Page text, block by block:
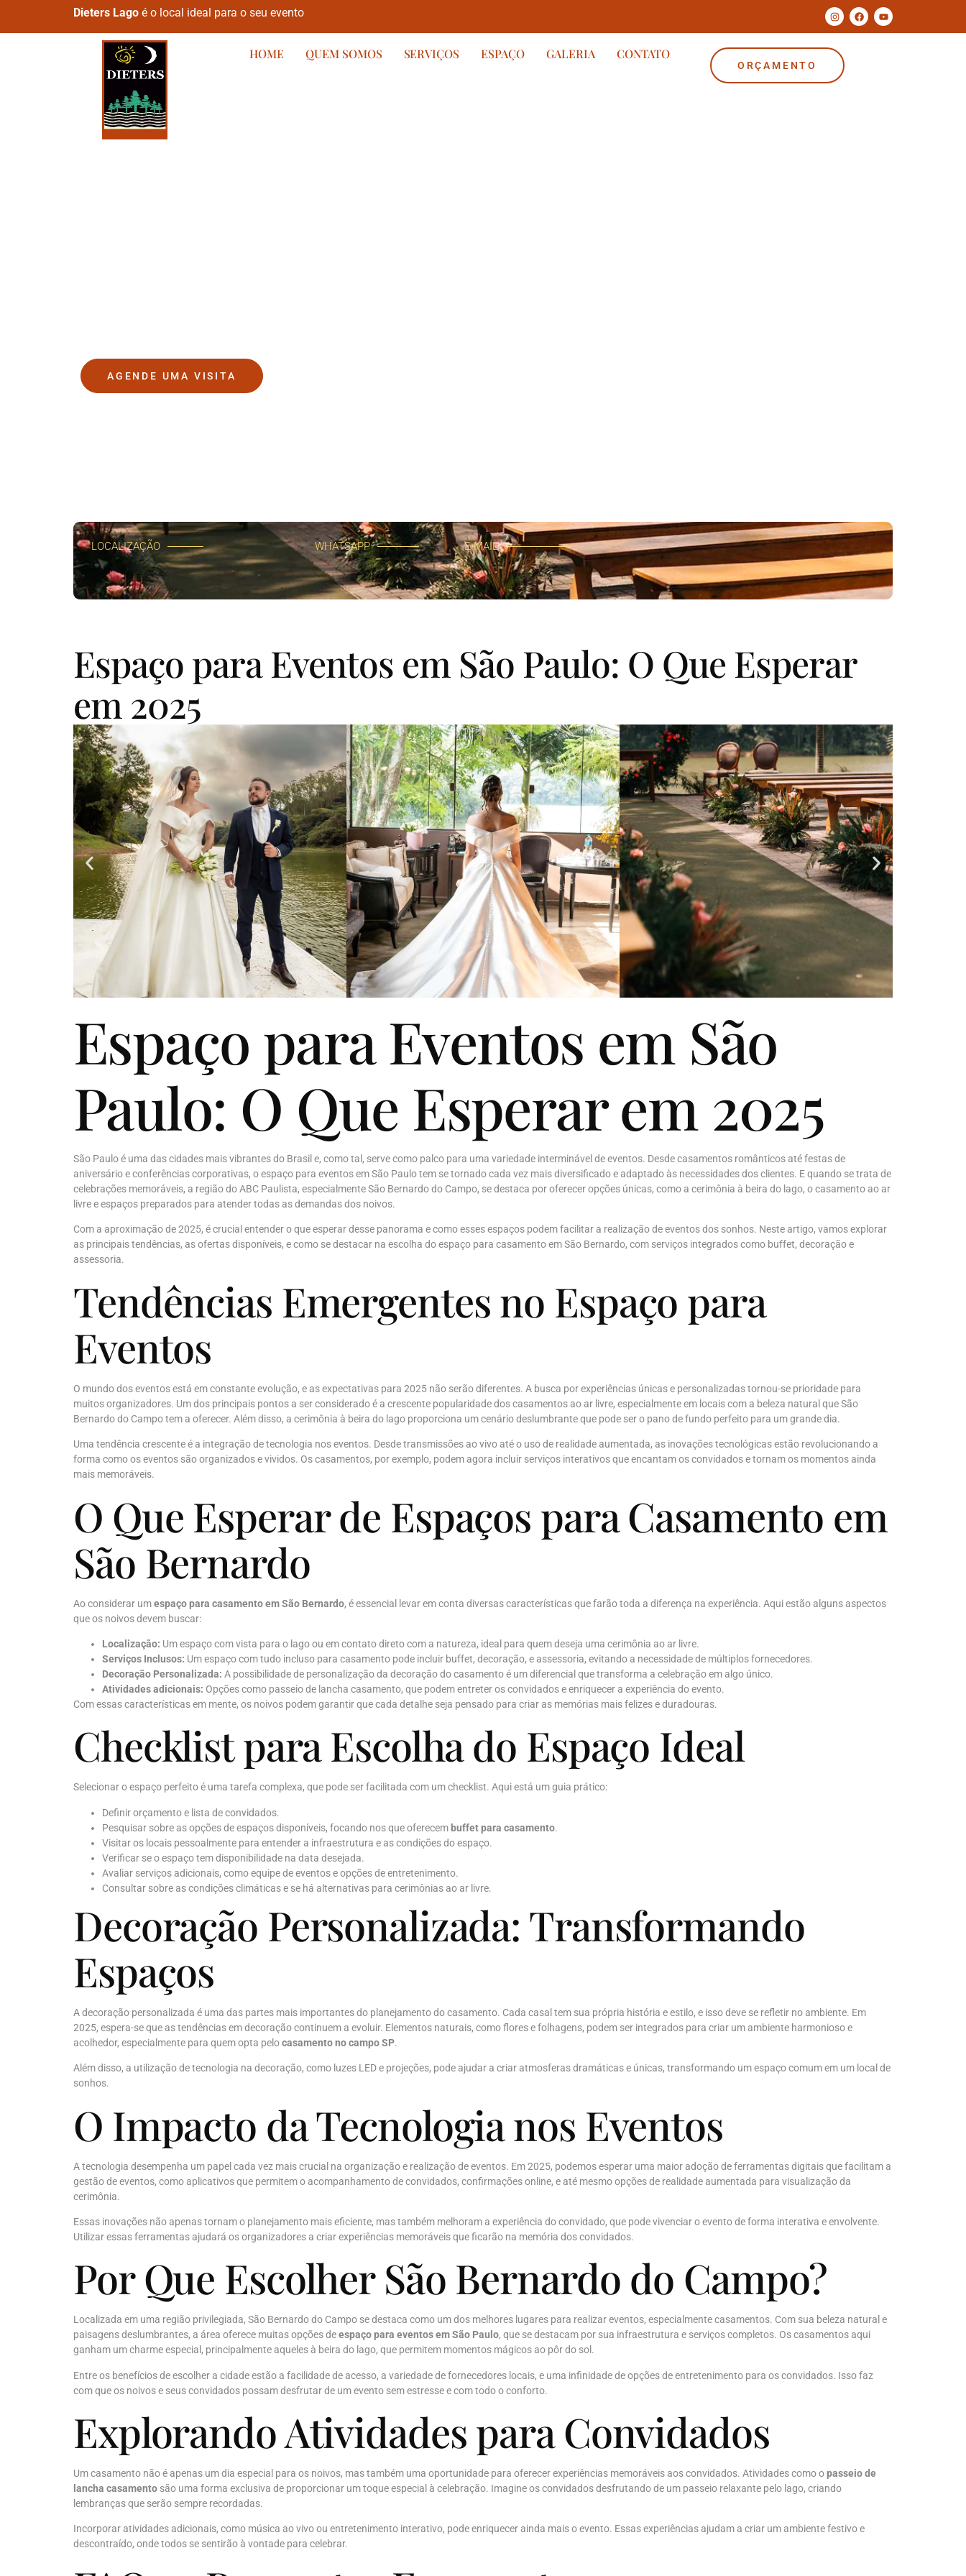
Dieters Lago é o local ideal para o seu evento
HOME QUEM SOMOS SERVIÇOS ESPAÇO GALERIA CONTATO
ORÇAMENTO
AGENDE UMA VISITA
LOCALIZAÇÃO WHATSAPP E-MAIL
Espaço para Eventos em São Paulo: O Que Esperar
em 2025
Espaço para Eventos em São
Paulo: O Que Esperar em 2025
São Paulo é uma das cidades mais vibrantes do Brasil e, como tal, serve como palco para uma variedade interminável de eventos. Desde casamentos românticos até festas de
aniversário e conferências corporativas, o espaço para eventos em São Paulo tem se tornado cada vez mais diversificado e adaptado às necessidades dos clientes. E quando se trata de
celebrações memoráveis, a região do ABC Paulista, especialmente São Bernardo do Campo, se destaca por oferecer opções únicas, como a cerimônia à beira do lago, o casamento ao ar
livre e espaços preparados para atender todas as demandas dos noivos.
Com a aproximação de 2025, é crucial entender o que esperar desse panorama e como esses espaços podem facilitar a realização de eventos dos sonhos. Neste artigo, vamos explorar
as principais tendências, as ofertas disponíveis, e como se destacar na escolha do espaço para casamento em São Bernardo, com serviços integrados como buffet, decoração e
assessoria.
Tendências Emergentes no Espaço para
Eventos
O mundo dos eventos está em constante evolução, e as expectativas para 2025 não serão diferentes. A busca por experiências únicas e personalizadas tornou-se prioridade para
muitos organizadores. Um dos principais pontos a ser considerado é a crescente popularidade dos casamentos ao ar livre, especialmente em locais com a beleza natural que São
Bernardo do Campo tem a oferecer. Além disso, a cerimônia à beira do lago proporciona um cenário deslumbrante que pode ser o pano de fundo perfeito para um grande dia.
Uma tendência crescente é a integração de tecnologia nos eventos. Desde transmissões ao vivo até o uso de realidade aumentada, as inovações tecnológicas estão revolucionando a
forma como os eventos são organizados e vividos. Os casamentos, por exemplo, podem agora incluir serviços interativos que encantam os convidados e tornam os momentos ainda
mais memoráveis.
O Que Esperar de Espaços para Casamento em
São Bernardo
Ao considerar umespaço para casamento em São Bernardo, é essencial levar em conta diversas características que farão toda a diferença na experiência. Aqui estão alguns aspectos
que os noivos devem buscar:
Localização: Um espaço com vista para o lago ou em contato direto com a natureza, ideal para quem deseja uma cerimônia ao ar livre.
Serviços Inclusos: Um espaço com tudo incluso para casamento pode incluir buffet, decoração, e assessoria, evitando a necessidade de múltiplos fornecedores.
Decoração Personalizada: A possibilidade de personalização da decoração do casamento é um diferencial que transforma a celebração em algo único.
Atividades adicionais: Opções como passeio de lancha casamento, que podem entreter os convidados e enriquecer a experiência do evento.
Com essas características em mente, os noivos podem garantir que cada detalhe seja pensado para criar as memórias mais felizes e duradouras.
Checklist para Escolha do Espaço Ideal
Selecionar o espaço perfeito é uma tarefa complexa, que pode ser facilitada com um checklist. Aqui está um guia prático:
Definir orçamento e lista de convidados.
Pesquisar sobre as opções de espaços disponíveis, focando nos que oferecem buffet para casamento.
Visitar os locais pessoalmente para entender a infraestrutura e as condições do espaço.
Verificar se o espaço tem disponibilidade na data desejada.
Avaliar serviços adicionais, como equipe de eventos e opções de entretenimento.
Consultar sobre as condições climáticas e se há alternativas para cerimônias ao ar livre.
Decoração Personalizada: Transformando
Espaços
A decoração personalizada é uma das partes mais importantes do planejamento do casamento. Cada casal tem sua própria história e estilo, e isso deve se refletir no ambiente. Em
2025, espera-se que as tendências em decoração continuem a evoluir. Elementos naturais, como flores e folhagens, podem ser integrados para criar um ambiente harmonioso e
acolhedor, especialmente para quem opta pelocasamento no campo SP.
Além disso, a utilização de tecnologia na decoração, como luzes LED e projeções, pode ajudar a criar atmosferas dramáticas e únicas, transformando um espaço comum em um local de
sonhos.
O Impacto da Tecnologia nos Eventos
A tecnologia desempenha um papel cada vez mais crucial na organização e realização de eventos. Em 2025, podemos esperar uma maior adoção de ferramentas digitais que facilitam a
gestão de eventos, como aplicativos que permitem o acompanhamento de convidados, confirmações online, e até mesmo opções de realidade aumentada para visualização da
cerimônia.
Essas inovações não apenas tornam o planejamento mais eficiente, mas também melhoram a experiência do convidado, que pode vivenciar o evento de forma interativa e envolvente.
Utilizar essas ferramentas ajudará os organizadores a criar experiências memoráveis que ficarão na memória dos convidados.
Por Que Escolher São Bernardo do Campo?
Localizada em uma região privilegiada, São Bernardo do Campo se destaca como um dos melhores lugares para realizar eventos, especialmente casamentos. Com sua beleza natural e
paisagens deslumbrantes, a área oferece muitas opções deespaço para eventos em São Paulo, que se destacam por sua infraestrutura e serviços completos. Os casamentos aqui
ganham um charme especial, principalmente aqueles à beira do lago, que permitem momentos mágicos ao pôr do sol.
Entre os benefícios de escolher a cidade estão a facilidade de acesso, a variedade de fornecedores locais, e uma infinidade de opções de entretenimento para os convidados. Isso faz
com que os noivos e seus convidados possam desfrutar de um evento sem estresse e com todo o conforto.
Explorando Atividades para Convidados
Um casamento não é apenas um dia especial para os noivos, mas também uma oportunidade para oferecer experiências memoráveis aos convidados. Atividades como opasseio de
lancha casamento são uma forma exclusiva de proporcionar um toque especial à celebração. Imagine os convidados desfrutando de um passeio relaxante pelo lago, criando
lembranças que serão sempre recordadas.
Incorporar atividades adicionais, como música ao vivo ou entretenimento interativo, pode enriquecer ainda mais o evento. Essas experiências ajudam a criar um ambiente festivo e
descontraído, onde todos se sentirão à vontade para celebrar.